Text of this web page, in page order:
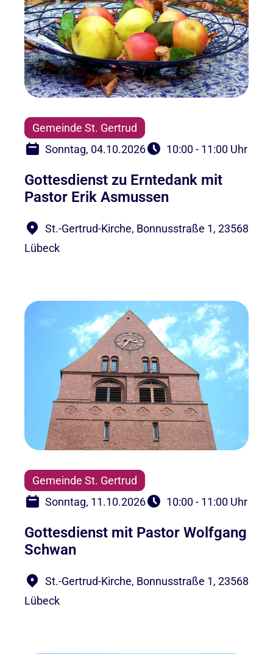
Gemeinde St. Gertrud
Sonntag, 04.10.2026
10:00 - 11:00 Uhr
Gottesdienst zu Erntedank mit
Pastor Erik Asmussen
St.-Gertrud-Kirche, Bonnusstraße 1, 23568
Lübeck
Gemeinde St. Gertrud
Sonntag, 11.10.2026
10:00 - 11:00 Uhr
Gottesdienst mit Pastor Wolfgang
Schwan
St.-Gertrud-Kirche, Bonnusstraße 1, 23568
Lübeck